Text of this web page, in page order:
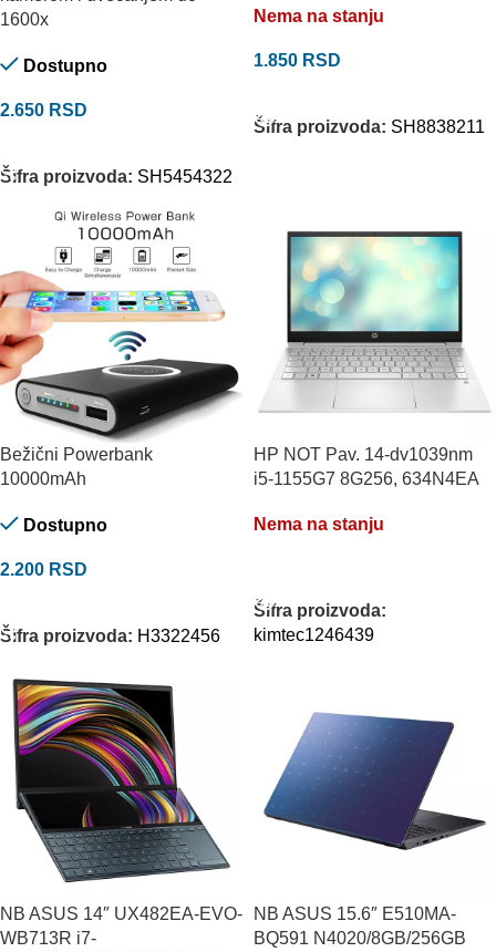
1600x
Dostupno
2.650 RSD
Šifra proizvoda: SH5454322
Nema na stanju
1.850 RSD
Šifra proizvoda: SH8838211
Bežični Powerbank
10000mAh
Dostupno
2.200 RSD
Šifra proizvoda: H3322456
HP NOT Pav. 14-dv1039nm
i5-1155G7 8G256, 634N4EA
Nema na stanju
Šifra proizvoda:
kimtec1246439
NB ASUS 14″ UX482EA-EVO-
WB713R i7-
NB ASUS 15.6″ E510MA-
BQ591 N4020/8GB/256GB